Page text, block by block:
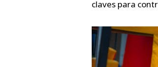
claves para